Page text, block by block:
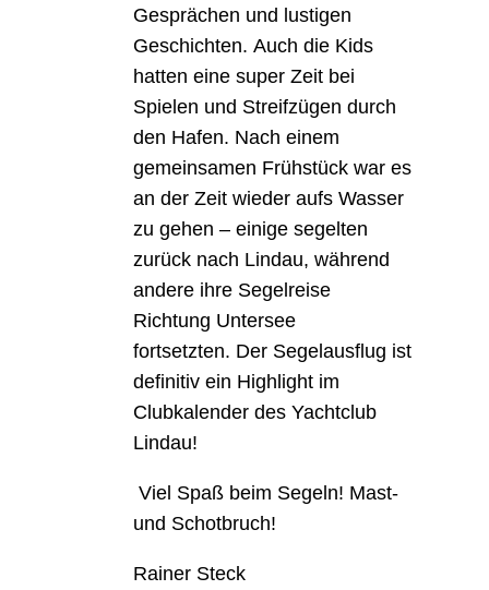
Gesprächen und lustigen
Geschichten. Auch die Kids
hatten eine super Zeit bei
Spielen und Streifzügen durch
den Hafen. Nach einem
gemeinsamen Frühstück war es
an der Zeit wieder aufs Wasser
zu gehen – einige segelten
zurück nach Lindau, während
andere ihre Segelreise
Richtung Untersee
fortsetzten. Der Segelausflug ist
definitiv ein Highlight im
Clubkalender des Yachtclub
Lindau!
Viel Spaß beim Segeln! Mast-
und Schotbruch!
Rainer Steck